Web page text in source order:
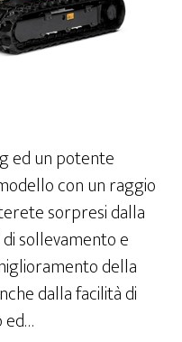
ed un potente
con un raggio
sorpresi dalla
sollevamento e
della
dalla facilità di
ed…